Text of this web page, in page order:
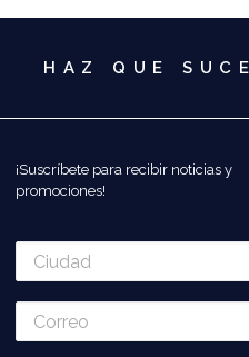
HAZ QUE
¡Suscríbete para recibir noticias y
promociones!